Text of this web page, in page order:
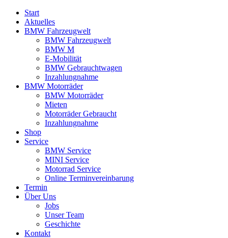
Start
Aktuelles
BMW Fahrzeugwelt
BMW Fahrzeugwelt
BMW M
E-Mobilität
BMW Gebrauchtwagen
Inzahlungnahme
BMW Motorräder
BMW Motorräder
Mieten
Motorräder Gebraucht
Inzahlungnahme
Shop
Service
BMW Service
MINI Service
Motorrad Service
Online Terminvereinbarung
Termin
Über Uns
Jobs
Unser Team
Geschichte
Kontakt